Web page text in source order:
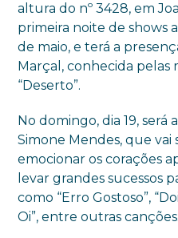
altura do nº 3428, em
primeira noite de shows
de maio, e terá a
Marçal, conhecida pelas
“Deserto”.
No domingo, dia 19, será
Simone Mendes, que vai
emocionar os corações
levar grandes sucessos
como “Erro Gostoso”,
Oi”, entre outras canções.